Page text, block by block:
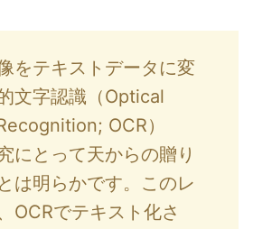
をテキストデータに変
文字認識（Optical
OCR）
にとって天からの贈り
は明らかです。このレ
OCRでテキスト化さ